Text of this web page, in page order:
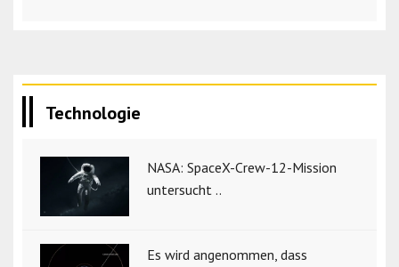
Technologie
NASA: SpaceX-Crew-12-Mission
untersucht ..
Es wird angenommen, dass